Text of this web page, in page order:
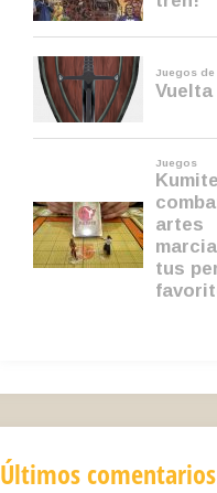
Últimos comentarios